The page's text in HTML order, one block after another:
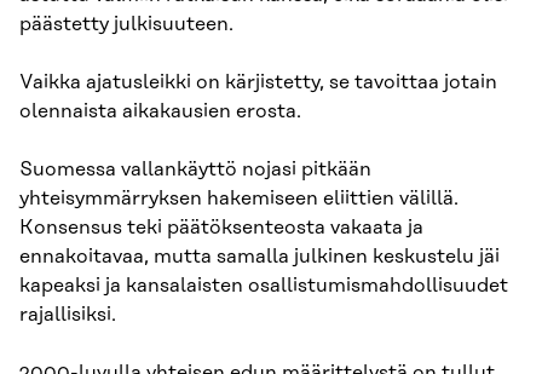
päästetty julkisuuteen.
Vaikka ajatusleikki on kärjistetty, se tavoittaa jotain
olennaista aikakausien erosta.
Suomessa vallankäyttö nojasi pitkään
yhteisymmärryksen hakemiseen eliittien välillä.
Konsensus teki päätöksenteosta vakaata ja
ennakoitavaa, mutta samalla julkinen keskustelu jäi
kapeaksi ja kansalaisten osallistumismahdollisuudet
rajallisiksi.